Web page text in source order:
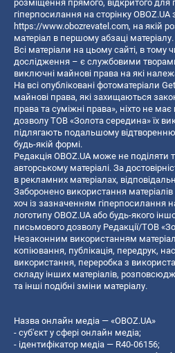
розміщення прямого, відкритого для
гіперпосилання на сторінку
https://www.obozrevatel.com, на якій
матеріал в першому абзаці матеріалу.
Всі матеріали на цьому сайті, в тому
дослідження – є службовими творами
виключні майнові права на які
На всі опубліковані фотоматеріали
майнові права, які захищаються
права та суміжні права», ніхто не
дозволу ТОВ «Золота середина» їх
підлягають подальшому
будь-якій формі.
Редакція OBOZ.UA може не поділяти
авторському матеріалі. За
в рекламних матеріалах,
Заборонено використання
хоч із зазначенням гіперпосилання
логотипу OBOZ.UA або будь-якого
письмового дозволу Редакції/ТОВ
Незаконним використанням
копiювання, публiкацiя, передрук,
використання, переробка з
складу інших матеріалів,
та інші подібні зміни матеріалу.
Назва онлайн медіа — «OBOZ.UA»
- суб'єкт у сфері онлайн медіа;
- ідентифікатор медіа — R40-06156;